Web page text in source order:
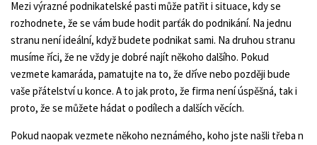
Mezi výrazné podnikatelské pasti může patřit i situace, kdy se
rozhodnete, že se vám bude hodit parťák do podnikání. Na jednu
stranu není ideální, když budete podnikat sami. Na druhou stranu
musíme říci, že ne vždy je dobré najít někoho dalšího. Pokud
vezmete kamaráda, pamatujte na to, že dříve nebo později bude
vaše přátelství u konce. A to jak proto, že firma není úspěšná, tak i
proto, že se můžete hádat o podílech a dalších věcích.
Pokud naopak vezmete někoho neznámého, koho jste našli třeba n